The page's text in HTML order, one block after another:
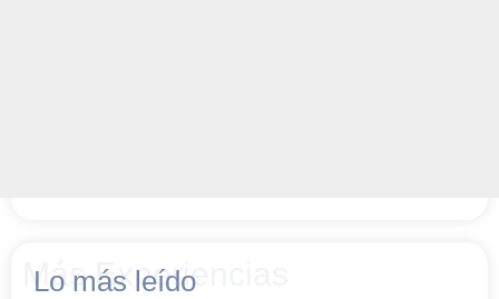
Más Experiencias
Lo más leído